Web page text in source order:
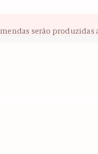
serão produzidas